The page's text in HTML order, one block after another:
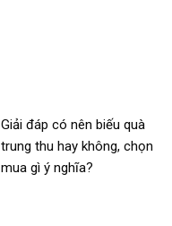
Giải đáp có nên biếu quà
trung thu hay không, chọn
mua gì ý nghĩa?